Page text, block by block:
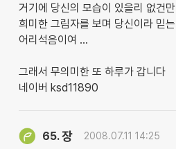
거기에 당신의 모습이 있을리 없건만
희미한 그림자를 보며 당신이라 믿는
어리석음이여 ...
그래서 무의미한 또 하루가 갑니다
네이버 ksd11890
65.장 2008.07.11 14:25